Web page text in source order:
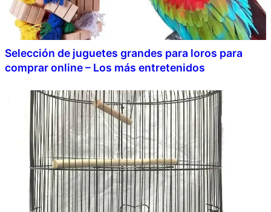
Selección de juguetes grandes para loros para
comprar online – Los más entretenidos